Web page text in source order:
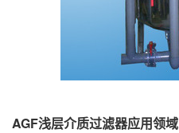
AGF浅层介质过滤器应用领域